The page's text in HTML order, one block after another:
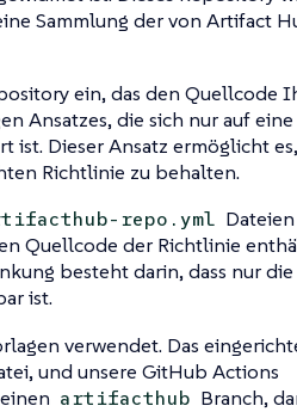
Sammlung der von Artifact
ein, das den Quellcode
Ansatzes, die sich nur auf eine
Dieser Ansatz ermöglicht es,
Richtlinie zu behalten.
repo.yml
Quellcode der Richtlinie
besteht darin, dass nur die
ist.
verwendet. Das
und unsere GitHub Actions
artifacthub Branch,